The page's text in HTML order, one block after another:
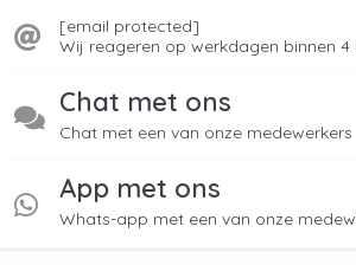
[email protected]
Wij reageren op werkdagen binnen 4
Chat met ons
Chat met een van onze medewerkers
App met ons
Whats-app met een van onze